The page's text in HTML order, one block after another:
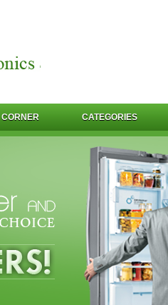
CORNER CATEGORIES